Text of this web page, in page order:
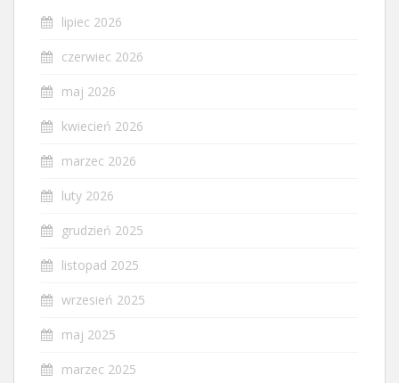
lipiec 2026
czerwiec 2026
maj 2026
kwiecień 2026
marzec 2026
luty 2026
grudzień 2025
listopad 2025
wrzesień 2025
maj 2025
marzec 2025